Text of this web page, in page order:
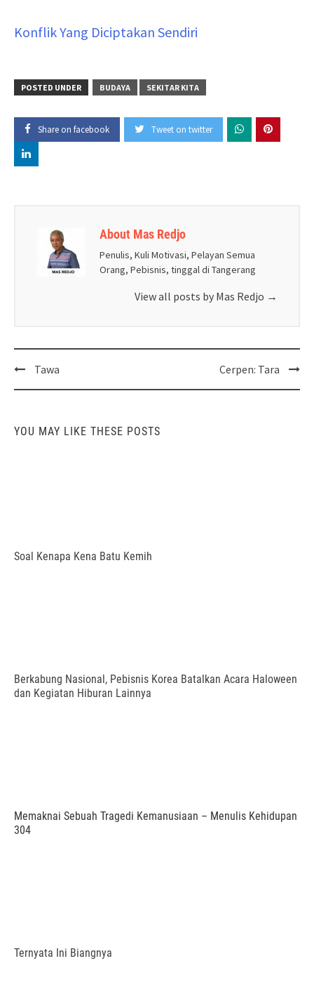
Konflik Yang Diciptakan Sendiri
POSTED UNDER BUDAYA SEKITAR KITA
Share on facebook Tweet on twitter
About Mas Redjo
Penulis, Kuli Motivasi, Pelayan Semua
Orang, Pebisnis, tinggal di Tangerang
View all posts by Mas Redjo →
PostTawa Cerpen: Tara
YOU MAY LIKE THESE POSTS
Soal Kenapa Kena Batu Kemih
Berkabung Nasional, Pebisnis Korea Batalkan Acara Haloween
dan Kegiatan Hiburan Lainnya
Memaknai Sebuah Tragedi Kemanusiaan – Menulis Kehidupan
304
Ternyata Ini Biangnya